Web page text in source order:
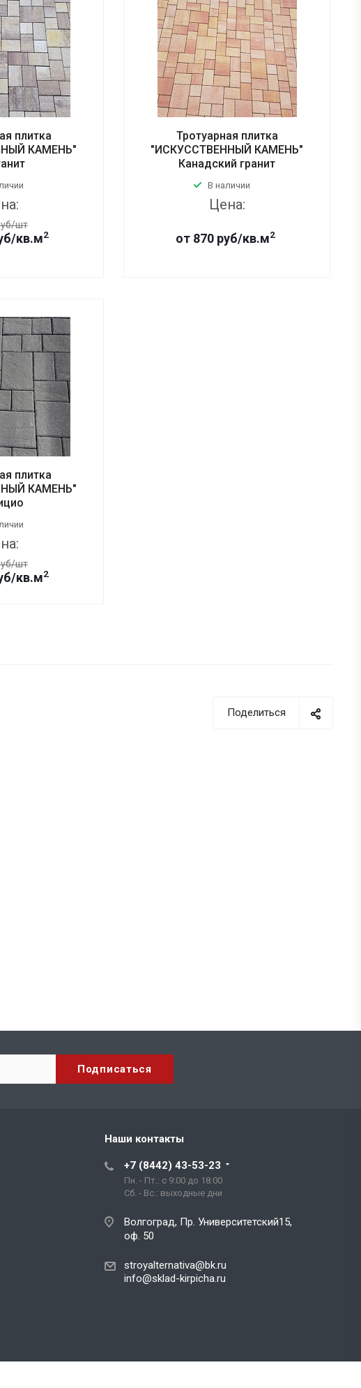
плитка
КАМЕНЬ"
шт
кв.м2
Тротуарная плитка
"ИСКУССТВЕННЫЙ КАМЕНЬ"
Канадский гранит
В наличии
Цена:
от 870 руб/кв.м2
плитка
КАМЕНЬ"
шт
кв.м2
Поделиться
Наши контакты
+7 (8442) 43-53-23
Пн. - Пт.: с 9:00 до 18:00
Сб. - Вс.: выходные дни
Волгоград, Пр. Университетский15,
оф. 50
stroyalternativa@bk.ru
info@sklad-kirpicha.ru